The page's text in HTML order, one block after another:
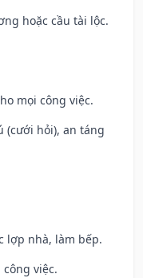
hoặc cầu tài lộc.
mọi công việc.
(cưới hỏi), an táng
lợp nhà, làm bếp.
công việc.